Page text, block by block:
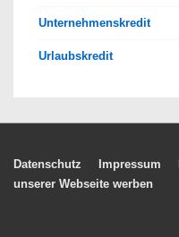
Unternehmenskredit
Urlaubskredit
Footer-
Datenschutz Impressum
unserer Webseite werben